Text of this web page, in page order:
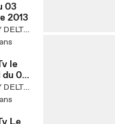
03
2013
REPLAY DELTA TV
le
du 02
2013
REPLAY DELTA TV